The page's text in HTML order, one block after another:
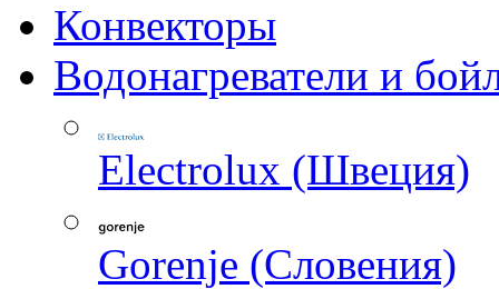
Конвекторы
Водонагреватели и
Electrolux (Швеция)
Gorenje (Словения)